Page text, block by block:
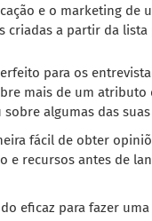
e o marketing de
criadas a partir da
para os
mais de um
sobre algumas das
fácil de obter
e recursos antes de
eficaz para fazer